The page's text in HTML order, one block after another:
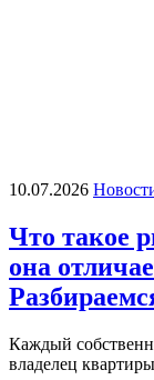
10.07.2026
Что такое
она
Каждый
владелец